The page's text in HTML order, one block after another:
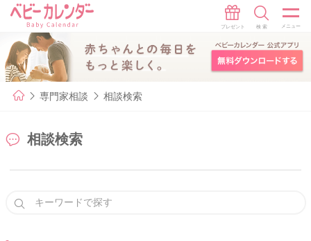
専門家相談 相談検索
相談検索